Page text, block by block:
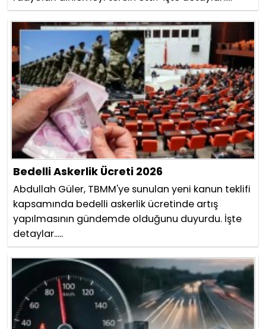
Bedelli Askerlik Ücreti 2026
Abdullah Güler, TBMM'ye sunulan yeni kanun teklifi
kapsamında bedelli askerlik ücretinde artış
yapılmasının gündemde olduğunu duyurdu. İşte
detaylar.....